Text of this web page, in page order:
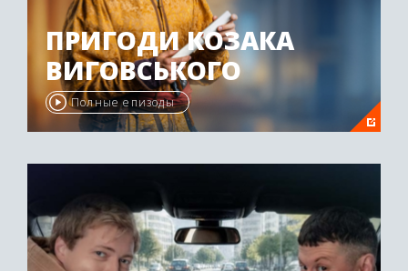
ПРИГОДИ КОЗАКА
ВИГОВСЬКОГО
Полные епизоды